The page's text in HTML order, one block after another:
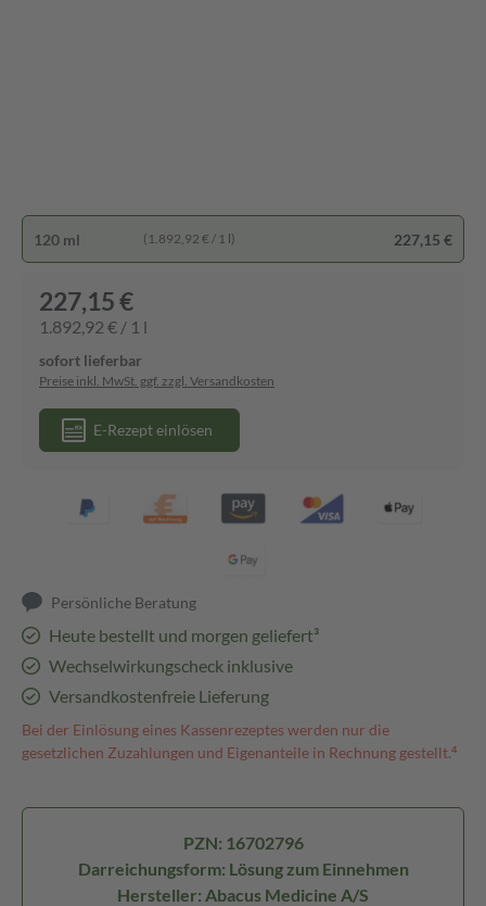
120 ml (1.892,92 € / 1 l) 227,15 €
227,15 €
1.892,92 € / 1 l
sofort lieferbar
Preise inkl. MwSt. ggf. zzgl. Versandkosten
E-Rezept einlösen
Persönliche Beratung
Heute bestellt und morgen geliefert³
Wechselwirkungscheck inklusive
Versandkostenfreie Lieferung
Bei der Einlösung eines Kassenrezeptes werden nur die
gesetzlichen Zuzahlungen und Eigenanteile in Rechnung gestellt.⁴
PZN: 16702796
Darreichungsform: Lösung zum Einnehmen
Hersteller: Abacus Medicine A/S